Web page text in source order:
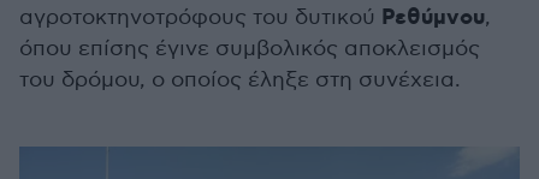
αγροτοκτηνοτρόφους του δυτικού Ρεθύμνου,
όπου επίσης έγινε συμβολικός αποκλεισμός
του δρόμου, ο οποίος έληξε στη συνέχεια.